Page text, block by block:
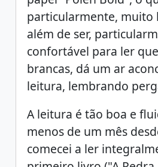
particularmente, muito
além de ser,
confortável para ler
brancas, dá um ar
leitura, lembrando
A leitura é tão boa e
menos de um mês
comecei a ler